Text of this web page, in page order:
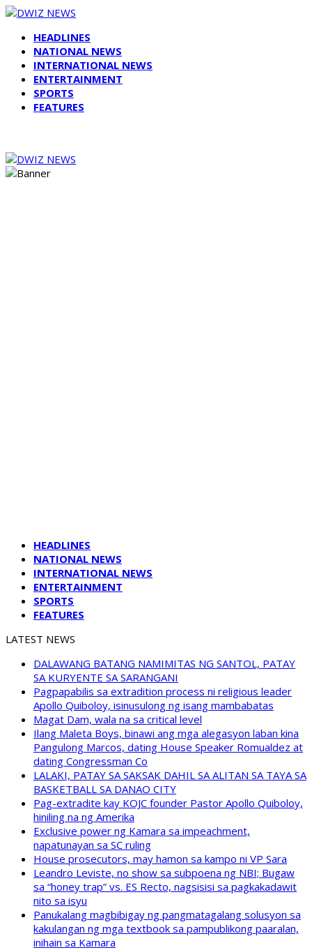
HEADLINES
NATIONAL NEWS
INTERNATIONAL NEWS
ENTERTAINMENT
SPORTS
FEATURES
HEADLINES
NATIONAL NEWS
INTERNATIONAL NEWS
ENTERTAINMENT
SPORTS
FEATURES
LATEST NEWS
DALAWANG BATANG NAMIMITAS NG SANTOL, PATAY
SA KURYENTE SA SARANGANI
Pagpapabilis sa extradition process ni religious leader
Apollo Quiboloy, isinusulong ng isang mambabatas
Magat Dam, wala na sa critical level
Ilang Maleta Boys, binawi ang mga alegasyon laban kina
Pangulong Marcos, dating House Speaker Romualdez at
dating Congressman Co
LALAKI, PATAY SA SAKSAK DAHIL SA ALITAN SA TAYA SA
BASKETBALL SA DANAO CITY
Pag-extradite kay KOJC founder Pastor Apollo Quiboloy,
hiniling na ng Amerika
Exclusive power ng Kamara sa impeachment,
napatunayan sa SC ruling
House prosecutors, may hamon sa kampo ni VP Sara
Leandro Leviste, no show sa subpoena ng NBI; Bugaw
sa “honey trap” vs. ES Recto, nagsisisi sa pagkakadawit
nito sa isyu
Panukalang magbibigay ng pangmatagalang solusyon sa
kakulangan ng mga textbook sa pampublikong paaralan,
inihain sa Kamara